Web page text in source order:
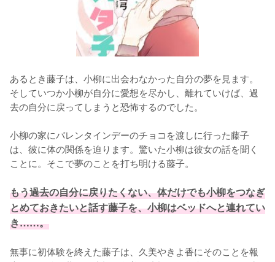
あるとき藤子は、小柳に出会わなかった自分の夢を見ます。
そしていつか小柳が自分に愛想を尽かし、離れていけば、過
去の自分に戻ってしまうと恐怖するのでした。
小柳の家にバレンタインデーのチョコを渡しに行った藤子
は、彼に体の関係を迫ります。驚いた小柳は彼女の話を聞く
ことに。そこで夢のことを打ち明ける藤子。
もう過去の自分に戻りたくない、体だけでも小柳をつなぎ
とめておきたいと話す藤子を、小柳はベッドへと連れてい
き……。
無事に初体験を終えた藤子は、久美やきよ香にそのことを報